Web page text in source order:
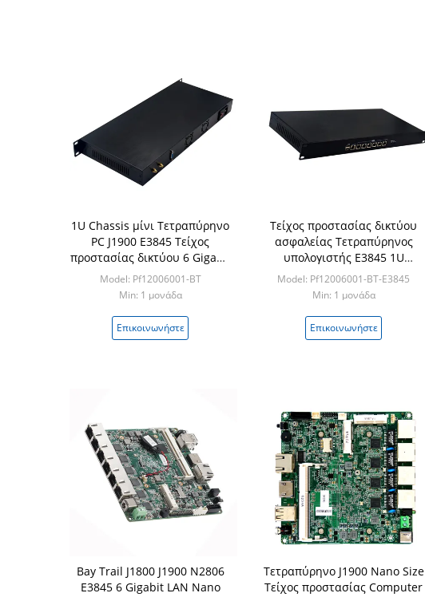
1U Chassis μίνι Τετραπύρηνο
PC J1900 E3845 Τείχος
προστασίας δικτύου 6 Gigabit
LAN Bypass
Model: Pf12006001-BT
Min: 1 μονάδα
Επικοινωνήστε
Τείχος προστασίας δικτύου
ασφαλείας Τετραπύρηνος
υπολογιστής E3845 1U
Chassis 6 Gigabit LAN
Onboard 4GB RAM
Model: Pf12006001-BT-E3845
Min: 1 μονάδα
Επικοινωνήστε
Bay Trail J1800 J1900 N2806
E3845 6 Gigabit LAN Nano
Τετραπύρηνο J1900 Nano Size
Τείχος προστασίας Computer